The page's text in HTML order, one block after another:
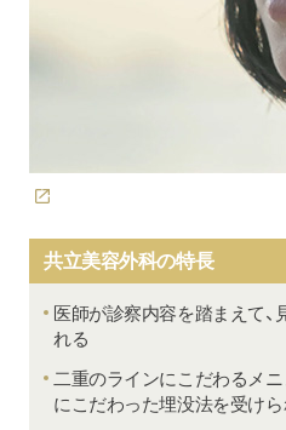
共立美容外科の特長
医師が診察内容を踏まえて、
れる
二重のラインにこだわるメ
にこだわった埋没法を受けら